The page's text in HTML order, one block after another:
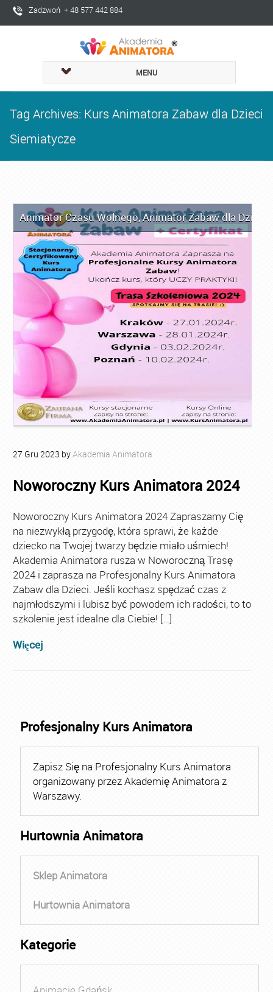
Zadzwoń + 48 577 442 884
MENU
Tag Archives: Kurs Animatora Zabaw dla Dzieci
Siemiatycze
Animator Czasu Wolnego,Animator Zabaw dla Dzieci
27 Gru 2023 byAkademia Animatora
Noworoczny Kurs Animatora 2024
Noworoczny Kurs Animatora 2024 Zapraszamy Cię
na niezwykłą przygodę, która sprawi, że każde
dziecko na Twojej twarzy będzie miało uśmiech!
Akademia Animatora rusza w Noworoczną Trasę
2024 i zaprasza na Profesjonalny Kurs Animatora
Zabaw dla Dzieci. Jeśli kochasz spędzać czas z
najmłodszymi i lubisz być powodem ich radości, to to
szkolenie jest idealne dla Ciebie! […]
Więcej
Profesjonalny Kurs Animatora
Zapisz Się na Profesjonalny Kurs Animatora
organizowany przez Akademię Animatora z
Warszawy.
Hurtownia Animatora
Sklep Animatora
Hurtownia Animatora
Kategorie